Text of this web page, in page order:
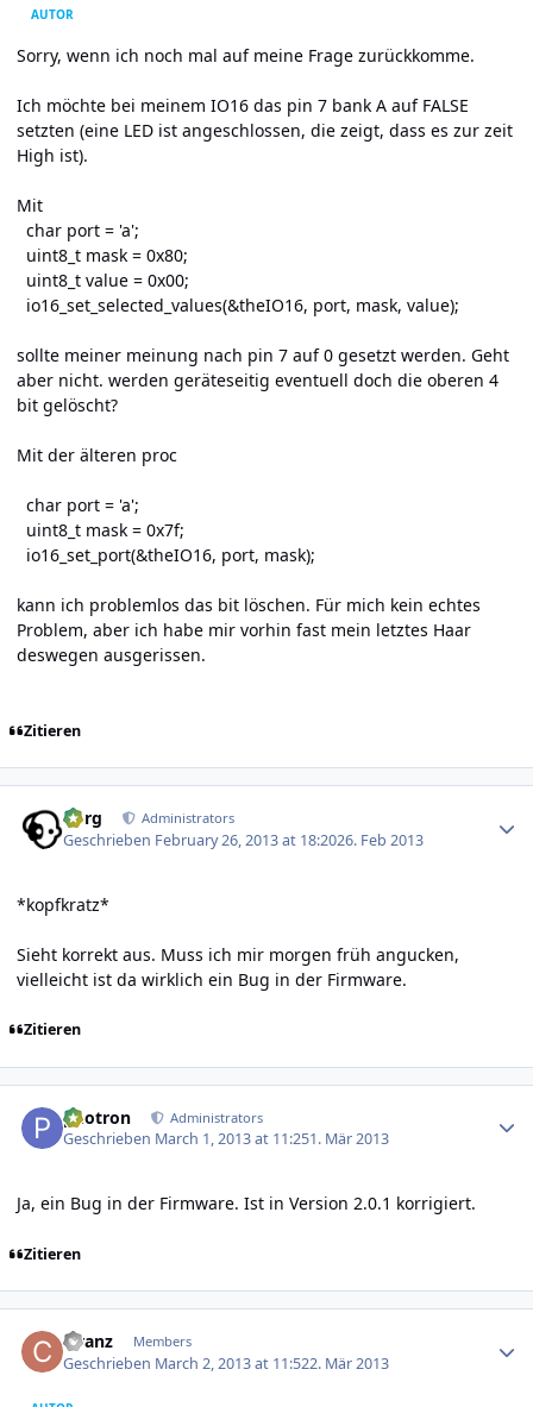
AUTOR
Sorry, wenn ich noch mal auf meine Frage zurückkomme.
Ich möchte bei meinem IO16 das pin 7 bank A auf FALSE
setzten (eine LED ist angeschlossen, die zeigt, dass es zur zeit
High ist).
Mit
char port = 'a';
uint8_t mask = 0x80;
uint8_t value = 0x00;
io16_set_selected_values(&theIO16, port, mask, value);
sollte meiner meinung nach pin 7 auf 0 gesetzt werden. Geht
aber nicht. werden geräteseitig eventuell doch die oberen 4
bit gelöscht?
Mit der älteren proc
char port = 'a';
uint8_t mask = 0x7f;
io16_set_port(&theIO16, port, mask);
kann ich problemlos das bit löschen. Für mich kein echtes
Problem, aber ich habe mir vorhin fast mein letztes Haar
deswegen ausgerissen.
Zitieren
borg Administrators
Geschrieben February 26, 2013 at 18:2026. Feb 2013
*kopfkratz*
Sieht korrekt aus. Muss ich mir morgen früh angucken,
vielleicht ist da wirklich ein Bug in der Firmware.
Zitieren
photron Administrators
Geschrieben March 1, 2013 at 11:251. Mär 2013
Ja, ein Bug in der Firmware. Ist in Version 2.0.1 korrigiert.
Zitieren
cfranz Members
Geschrieben March 2, 2013 at 11:522. Mär 2013